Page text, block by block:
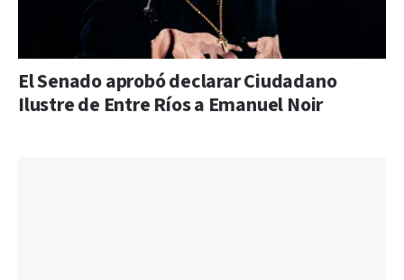
El Senado aprobó declarar Ciudadano
Ilustre de Entre Ríos a Emanuel Noir